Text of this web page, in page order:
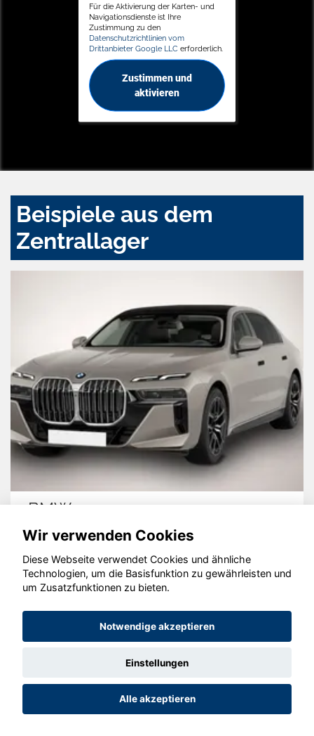
Für die Aktivierung der Karten- und
Navigationsdienste ist Ihre
Zustimmung zu den
Datenschutzrichtlinien vom
Drittanbieter Google LLC erforderlich.
Zustimmen und
aktivieren
Beispiele aus dem
Zentrallager
BMW 740
© konjunkturmotor.de GmbH 2020 - 2026
Wir verwenden Cookies
Diese Webseite verwendet Cookies und ähnliche
Technologien, um die Basisfunktion zu gewährleisten und
um Zusatzfunktionen zu bieten.
Notwendige akzeptieren
Einstellungen
Alle akzeptieren